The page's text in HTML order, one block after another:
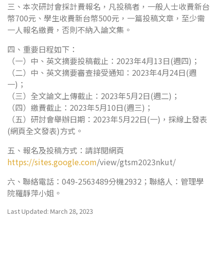
三、本次研討會採計費報名，凡投稿者，一般人士收費新台
幣700元、學生收費新台幣500元，一篇投稿文章，至少需
一人報名繳費，否則不納入論文集。
四、重要日程如下：
（一）中、英文摘要投稿截止：2023年4月13日(週四)；
（二）中、英文摘要審查接受通知：2023年4月24日(週
一)；
（三）全文論文上傳截止：2023年5月2日(週二)；
（四）繳費截止：2023年5月10日(週三)；
（五）研討會舉辦日期：2023年5月22日(一)，採線上發表
(網頁全文發表)方式。
五、報名及投稿方式：請詳閱網頁
https://sites.google.com/view/gtsm2023nkut/
六、聯絡電話：049-2563489分機2932；聯絡人：管理學
院羅靜萍小姐。
Last Updated: March 28, 2023